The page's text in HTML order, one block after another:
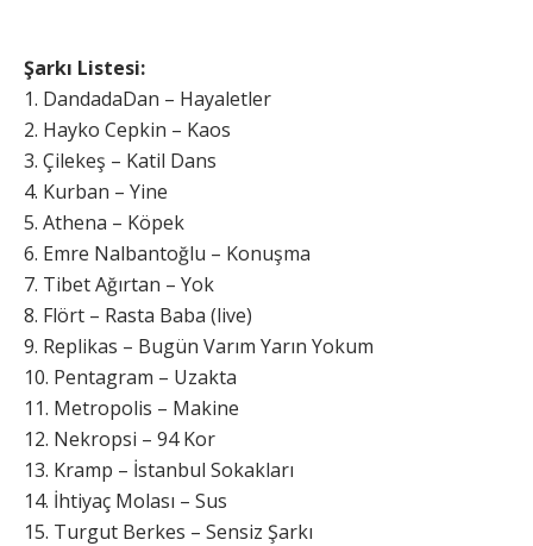
Şarkı Listesi:
1. DandadaDan – Hayaletler
2. Hayko Cepkin – Kaos
3. Çilekeş – Katil Dans
4. Kurban – Yine
5. Athena – Köpek
6. Emre Nalbantoğlu – Konuşma
7. Tibet Ağırtan – Yok
8. Flört – Rasta Baba (live)
9. Replikas – Bugün Varım Yarın Yokum
10. Pentagram – Uzakta
11. Metropolis – Makine
12. Nekropsi – 94 Kor
13. Kramp – İstanbul Sokakları
14. İhtiyaç Molası – Sus
15. Turgut Berkes – Sensiz Şarkı